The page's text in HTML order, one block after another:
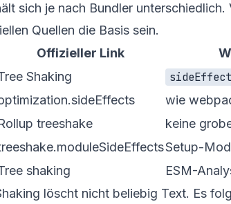
sich je nach Bundler
Quellen die Basis sein.
Offizieller Link
Shaking
wie
treeshake
keine
Setup-
shaking
ESM-
löscht nicht beliebig Text. Es